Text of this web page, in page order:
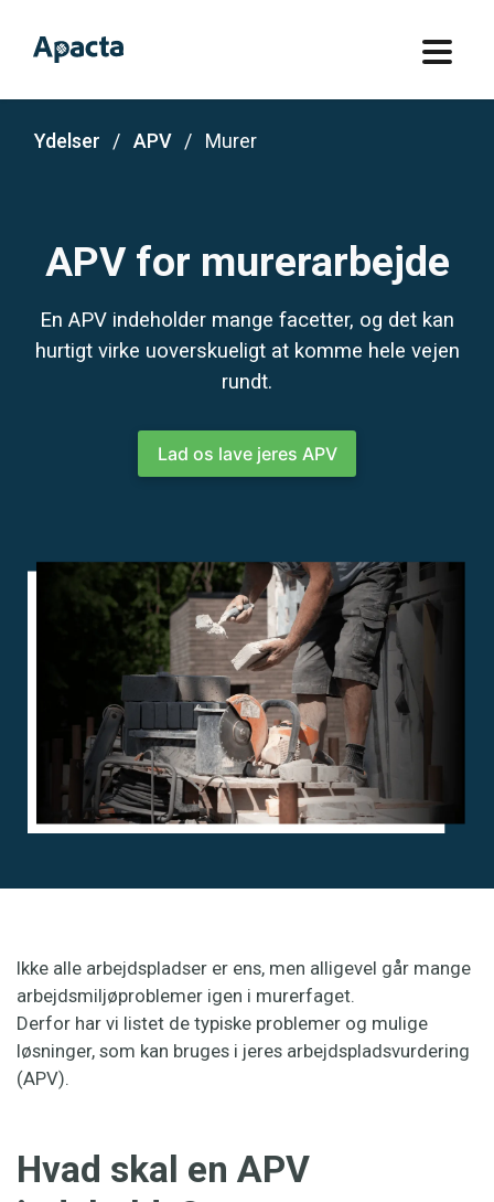
Ydelser APV Murer
APV for murerarbejde
En APV indeholder mange facetter, og det kan
hurtigt virke uoverskueligt at komme hele vejen
rundt.
Lad os lave jeres APV
Ikke alle arbejdspladser er ens, men alligevel går mange
arbejdsmiljøproblemer igen i murerfaget.
Derfor har vi listet de typiske problemer og mulige
løsninger, som kan bruges i jeres arbejdspladsvurdering
(APV).
Hvad skal en APV